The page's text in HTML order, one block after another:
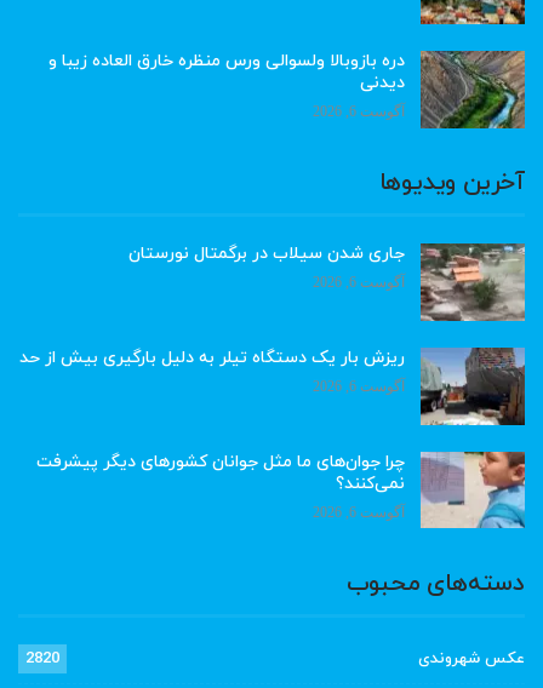
دره بازوبالا ولسوالی ورس منظره خارق العاده زیبا و
دیدنی
آگوست 6, 2026
آخرین ویدیوها
جاری شدن سیلاب در برگمتال نورستان
آگوست 6, 2026
ریزش بار یک دستگاه تیلر به دلیل بارگیری بیش از حد
آگوست 6, 2026
چرا جوان‌های ما مثل جوانان کشورهای دیگر پیشرفت
نمی‌کنند؟
آگوست 6, 2026
دسته‌های محبوب
عکس شهروندی 2820